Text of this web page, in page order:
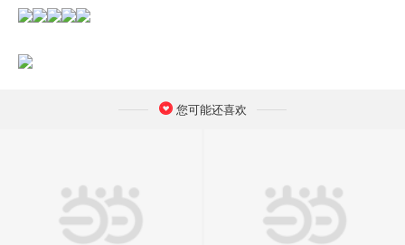
您可能还喜欢